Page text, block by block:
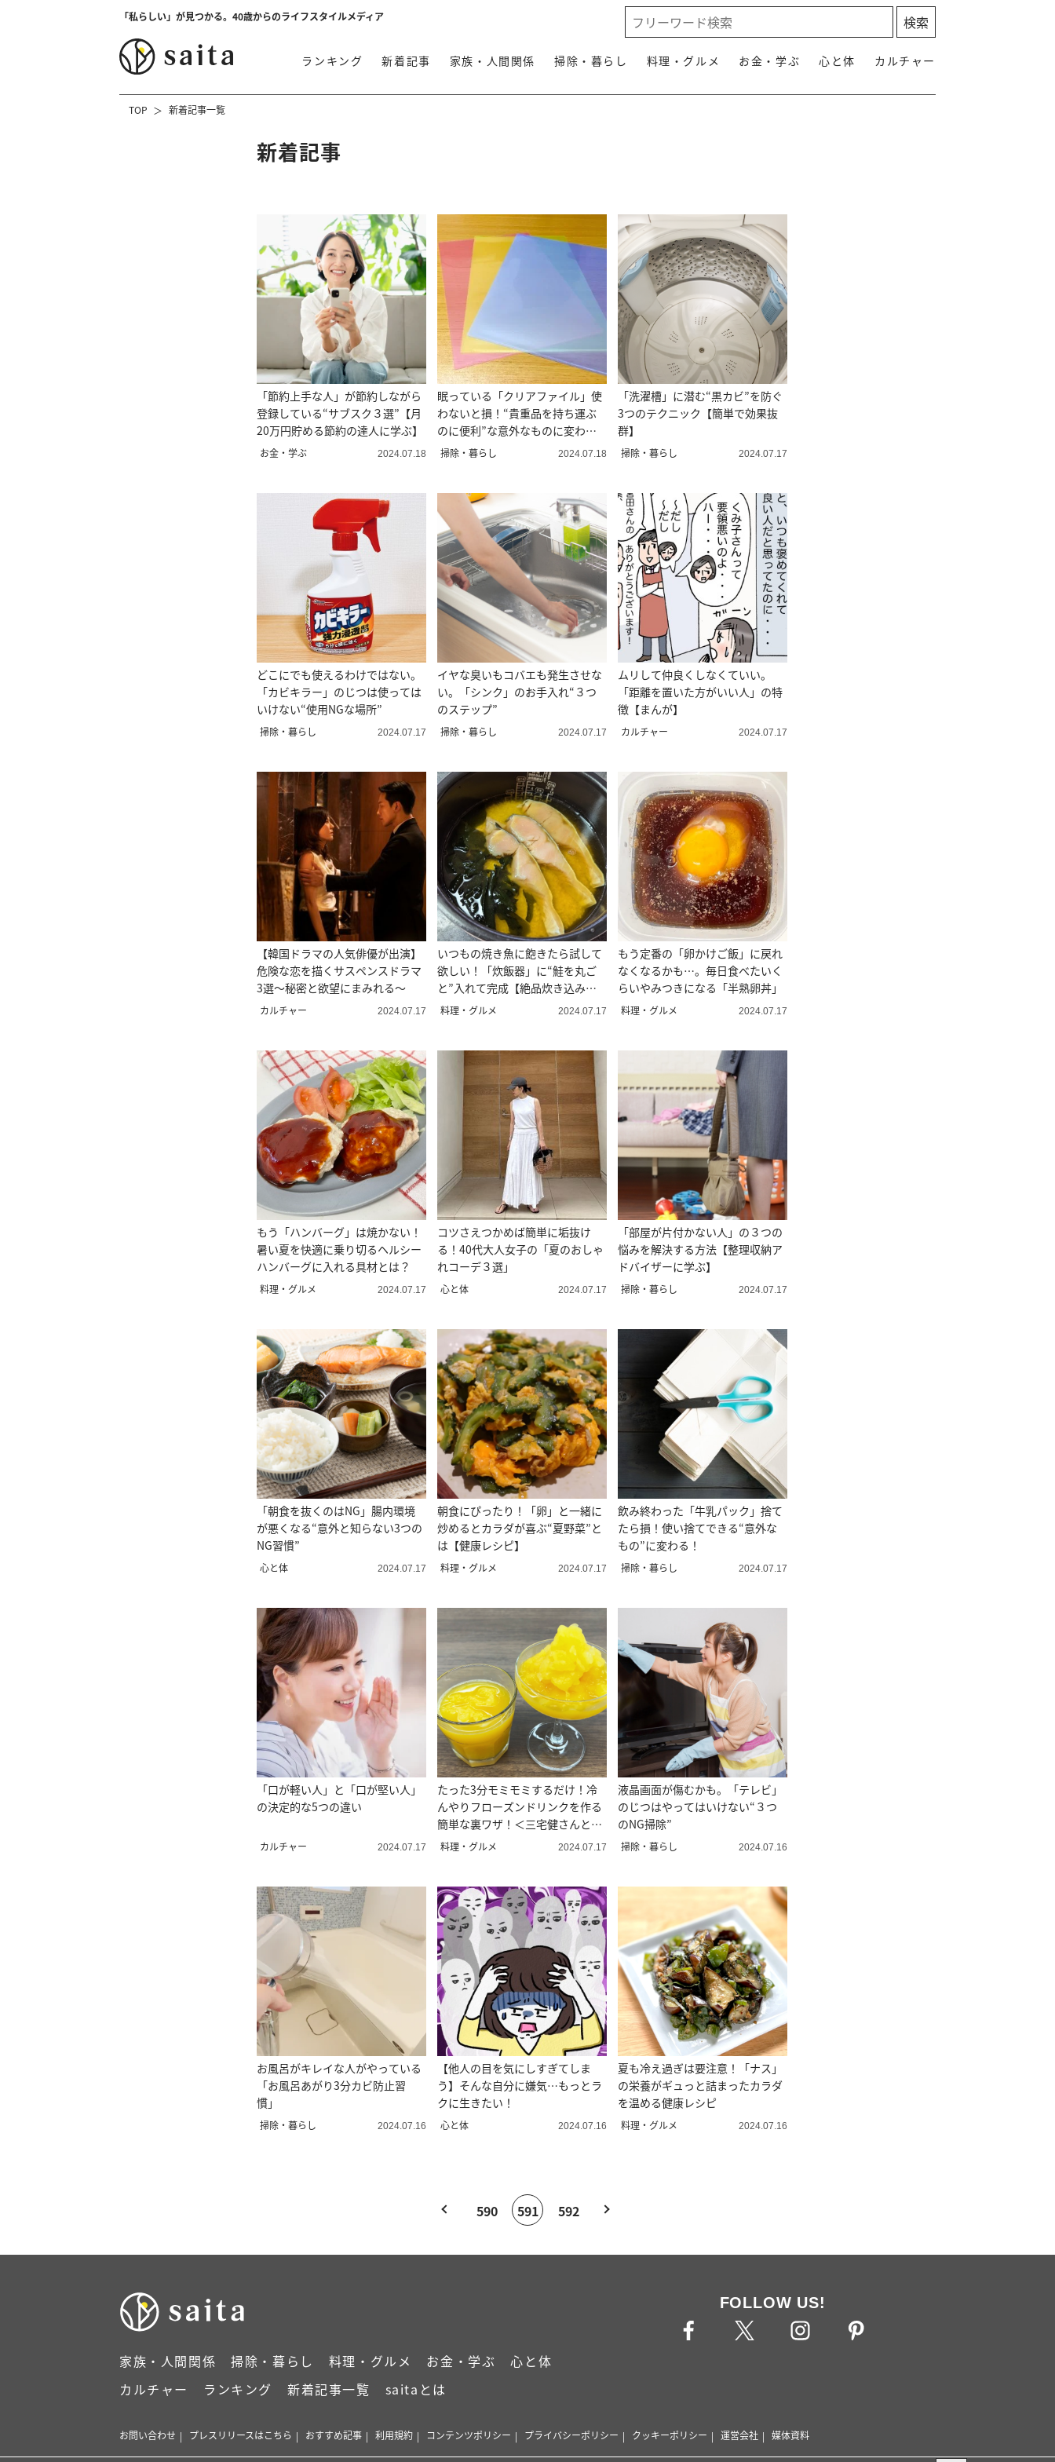
「私らしい」が見つかる。40歳からのライフスタイルメディア
ランキング 新着記事 家族・人間関係 掃除・暮らし 料理・グルメ お金・学ぶ 心と体 カルチャー
TOP 新着記事一覧
新着記事
「節約上手な人」が節約しながら
登録している“サブスク３選”【月
20万円貯める節約の達人に学ぶ】
お金・学ぶ 2024.07.18
眠っている「クリアファイル」使
わないと損！“貴重品を持ち運ぶ
のに便利”な意外なものに変わ
る！
掃除・暮らし 2024.07.18
「洗濯槽」に潜む“黒カビ”を防ぐ
3つのテクニック【簡単で効果抜
群】
掃除・暮らし 2024.07.17
どこにでも使えるわけではない。
「カビキラー」のじつは使っては
いけない“使用NGな場所”
掃除・暮らし 2024.07.17
イヤな臭いもコバエも発生させな
い。「シンク」のお手入れ“３つ
のステップ”
掃除・暮らし 2024.07.17
ムリして仲良くしなくていい。
「距離を置いた方がいい人」の特
徴【まんが】
カルチャー 2024.07.17
【韓国ドラマの人気俳優が出演】
危険な恋を描くサスペンスドラマ
3選～秘密と欲望にまみれる～
カルチャー 2024.07.17
いつもの焼き魚に飽きたら試して
欲しい！「炊飯器」に“鮭を丸ご
と”入れて完成【絶品炊き込みご
飯】
料理・グルメ 2024.07.17
もう定番の「卵かけご飯」に戻れ
なくなるかも…。毎日食べたいく
らいやみつきになる「半熟卵丼」
料理・グルメ 2024.07.17
もう「ハンバーグ」は焼かない！
暑い夏を快適に乗り切るヘルシー
ハンバーグに入れる具材とは？
料理・グルメ 2024.07.17
コツさえつかめば簡単に垢抜け
る！40代大人女子の「夏のおしゃ
れコーデ３選」
心と体 2024.07.17
「部屋が片付かない人」の３つの
悩みを解決する方法【整理収納ア
ドバイザーに学ぶ】
掃除・暮らし 2024.07.17
「朝食を抜くのはNG」腸内環境
が悪くなる“意外と知らない3つの
NG習慣”
心と体 2024.07.17
朝食にぴったり！「卵」と一緒に
炒めるとカラダが喜ぶ“夏野菜”と
は【健康レシピ】
料理・グルメ 2024.07.17
飲み終わった「牛乳パック」捨て
たら損！使い捨てできる“意外な
もの”に変わる！
掃除・暮らし 2024.07.17
「口が軽い人」と「口が堅い人」
の決定的な5つの違い
カルチャー 2024.07.17
たった3分モミモミするだけ！冷
んやりフローズンドリンクを作る
簡単な裏ワザ！＜三宅健さんとや
す子さんが挑戦＞
料理・グルメ 2024.07.17
液晶画面が傷むかも。「テレビ」
のじつはやってはいけない“３つ
のNG掃除”
掃除・暮らし 2024.07.16
お風呂がキレイな人がやっている
「お風呂あがり3分カビ防止習
慣」
掃除・暮らし 2024.07.16
【他人の目を気にしすぎてしま
う】そんな自分に嫌気…もっとラ
クに生きたい！
心と体 2024.07.16
夏も冷え過ぎは要注意！「ナス」
の栄養がギュっと詰まったカラダ
を温める健康レシピ
料理・グルメ 2024.07.16
590 591 592
家族・人間関係 掃除・暮らし 料理・グルメ お金・学ぶ
心と体
カルチャー
ランキング 新着記事一覧 saitaとは
FOLLOW US!
お問い合わせ プレスリリースはこちら おすすめ記事 利用規約 コンテンツポリシー プライバシーポリシー クッキーポリシー 運営会社 媒体資料